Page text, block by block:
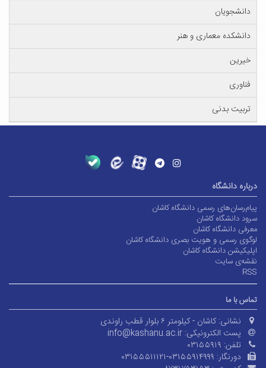
دانشجویان
دانشکده معماری و هنر
خیرین
فناوری
تربیت بدنی
درباره دانشگاه
پیام‌رسان‌های رسمی دانشگاه کاشان
سرود دانشگاه کاشان
معرفی دانشگاه کاشان
لوگوی رسمی و هویت بصری دانشگاه کاشان
اپلیکیشن دانشگاه کاشان
نقشه‌ی سایت
RSS
تماس با ما
نشانی: کاشان - کیلومتر ۶ بلوار قطب راوندی
پست الکترونیکی: info@kashanu.ac.ir
تلفن: ۰۳۱۵۵۹۱۹
دورنگار: ۰۳۱۵۵۵۱۱۱۲۱-۰۳۱۵۵۹۱۴۹۹۹